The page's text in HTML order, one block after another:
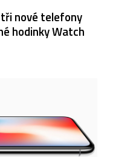
nové telefony
hodinky Watch